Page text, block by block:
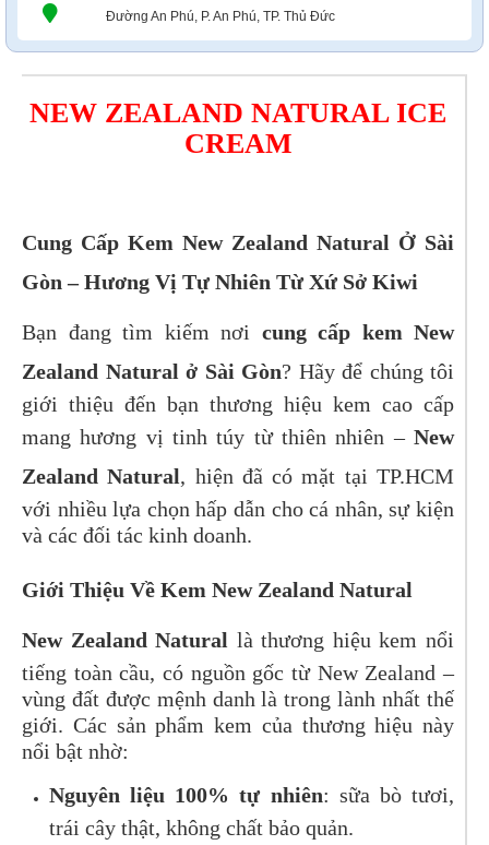
Đường An Phú, P. An Phú, TP. Thủ Đức
NEW ZEALAND NATURAL ICE
CREAM
Cung Cấp Kem New Zealand Natural Ở Sài
Gòn – Hương Vị Tự Nhiên Từ Xứ Sở Kiwi
Bạn đang tìm kiếm nơi cung cấp kem New
Zealand Natural ở Sài Gòn? Hãy để chúng tôi
giới thiệu đến bạn thương hiệu kem cao cấp
mang hương vị tinh túy từ thiên nhiên – New
Zealand Natural, hiện đã có mặt tại TP.HCM
với nhiều lựa chọn hấp dẫn cho cá nhân, sự kiện
và các đối tác kinh doanh.
Giới Thiệu Về Kem New Zealand Natural
New Zealand Natural là thương hiệu kem nổi
tiếng toàn cầu, có nguồn gốc từ New Zealand –
vùng đất được mệnh danh là trong lành nhất thế
giới. Các sản phẩm kem của thương hiệu này
nổi bật nhờ:
Nguyên liệu 100% tự nhiên: sữa bò tươi,
trái cây thật, không chất bảo quản.